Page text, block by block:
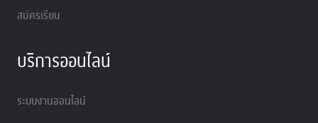
สมัครเรียน
บริการออนไลน์
ระบบงานออนไลน์